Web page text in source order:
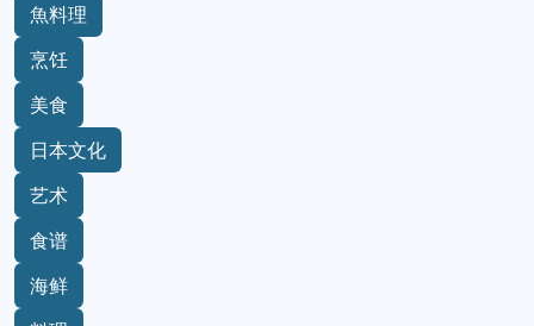
魚料理
烹饪
美食
日本文化
艺术
食谱
海鲜